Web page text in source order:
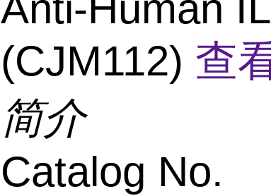
(CJM112) 查
简介
Catalog No.